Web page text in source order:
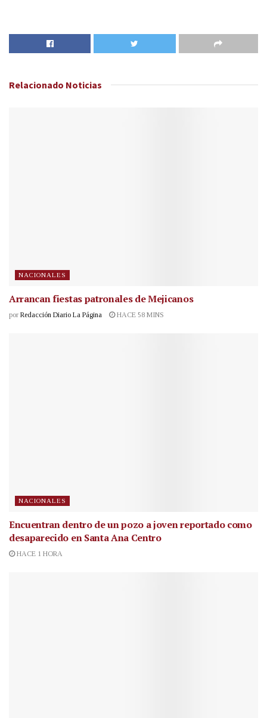
Relacionado Noticias
NACIONALES
Arrancan fiestas patronales de Mejicanos
por Redacción Diario La Página HACE 58 MINS
NACIONALES
Encuentran dentro de un pozo a joven reportado como
desaparecido en Santa Ana Centro
HACE 1 HORA